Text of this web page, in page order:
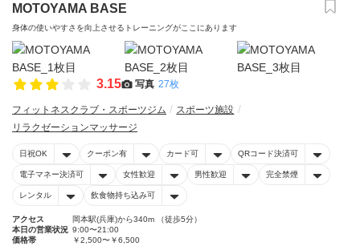
MOTOYAMA BASE
身体の使いやすさを向上させるトレーニングがここにあります
3.15 写真 27枚
フィットネスクラブ・スポーツジム
スポーツ施設
リラクゼーションマッサージ
日祝OK クーポン有 カード可 QRコード決済可
電子マネー決済可 女性歓迎 男性歓迎 完全禁煙
レンタル 飲食物持ち込み可
アクセス
岡本駅(兵庫)から340m （徒歩5分）
本日の営業状況 9:00〜21:00
価格帯
￥2,500〜￥6,500